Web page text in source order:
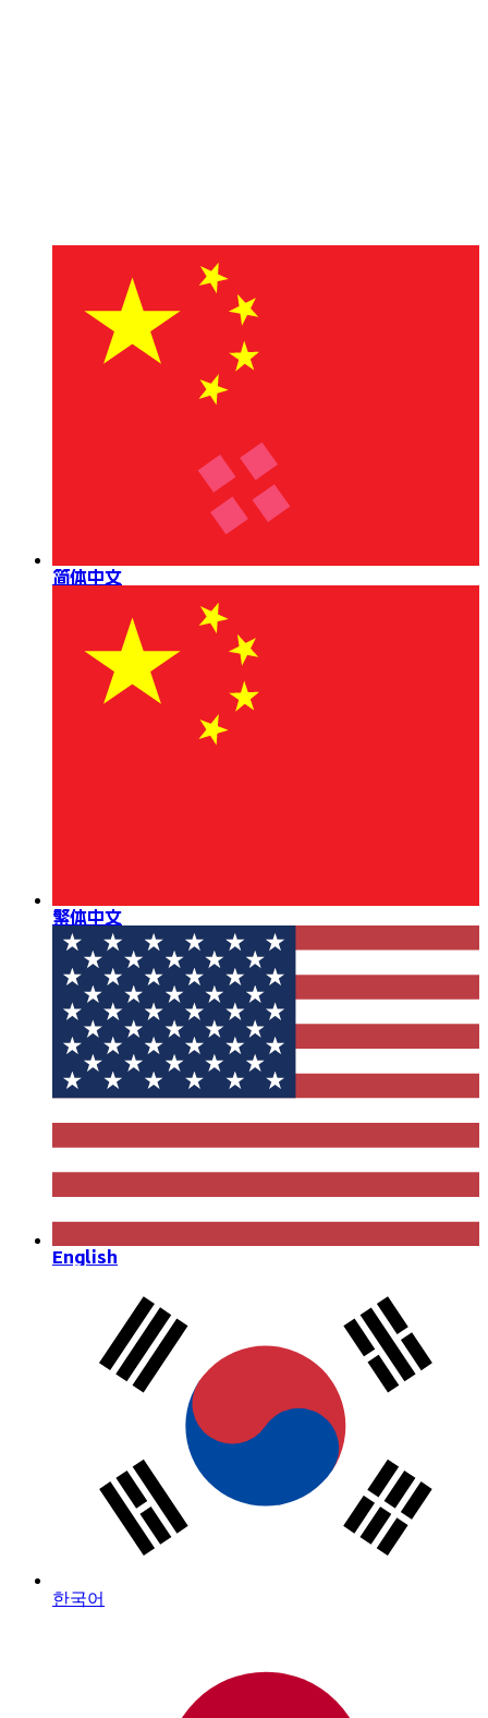
简体中文
繁体中文
English
한국어